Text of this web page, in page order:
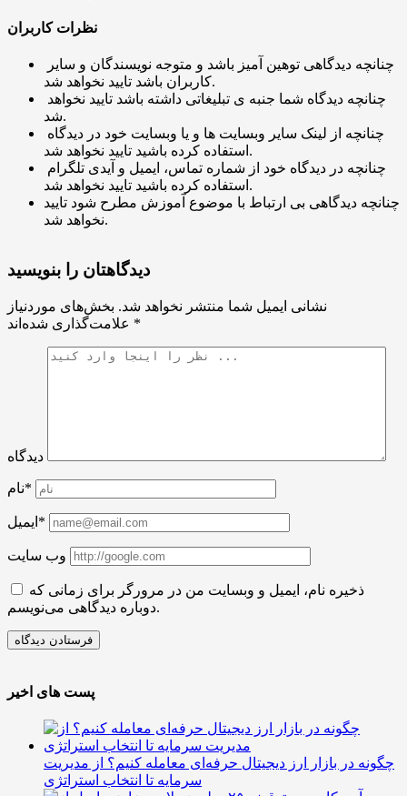
نظرات کاربران
کاربران باشد تایید نخواهد شد.
شد.
استفاده کرده باشید تایید نخواهد شد.
استفاده کرده باشید تایید نخواهد شد.
چنانچه دیدگاهی بی ارتباط با موضوع آموزش مطرح شود تایید
نخواهد شد.
دیدگاهتان را بنویسید
نشانی ایمیل شما منتشر نخواهد شد. بخش‌های موردنیاز
*
دیدگاه
نام*
ایمیل*
وب سایت
ذخیره نام، ایمیل و وبسایت من در مرورگر برای زمانی که
دوباره دیدگاهی می‌نویسم.
پست های اخیر
چگونه در بازار ارز دیجیتال حرفه‌ای معامله کنیم؟ از مدیریت
سرمایه تا انتخاب استراتژی